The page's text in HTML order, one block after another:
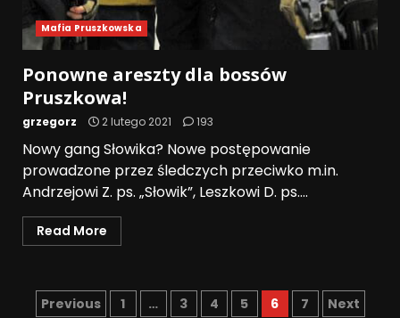
Mafia Pruszkowska
Ponowne areszty dla bossów
Pruszkowa!
grzegorz 2 lutego 2021 193
Nowy gang Słowika? Nowe postępowanie
prowadzone przez śledczych przeciwko m.in.
Andrzejowi Z. ps. „Słowik”, Leszkowi D. ps....
Read More
Previous 1 … 3 4 5 6 7 Next